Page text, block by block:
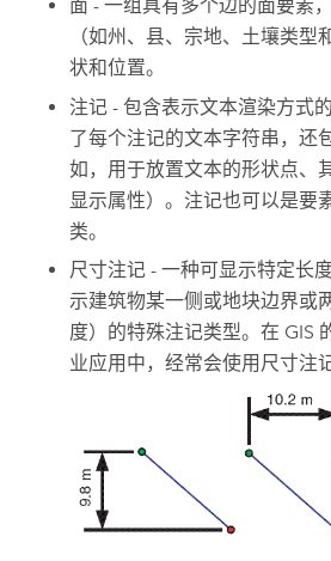
面 - 一组具有多个边的面要素
（如州、县、宗地、土壤类型
状和位置。
注记 - 包含表示文本渲染方式
了每个注记的文本字符串，还
如，用于放置文本的形状点、
显示属性）。注记也可以是要
类。
尺寸注记 - 一种可显示特定长
示建筑物某一侧或地块边界或
度）的特殊注记类型。在 GIS
业应用中，经常会使用尺寸注记